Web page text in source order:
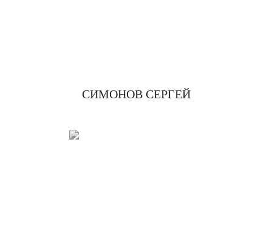
СИМОНОВ СЕРГЕЙ